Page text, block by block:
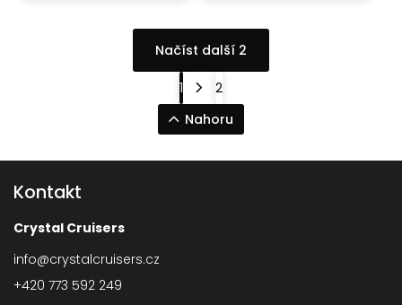
Načíst další 2
1
2
Nahoru
Kontakt
Crystal Cruisers
info@crystalcruisers.cz
+420 773 592 249